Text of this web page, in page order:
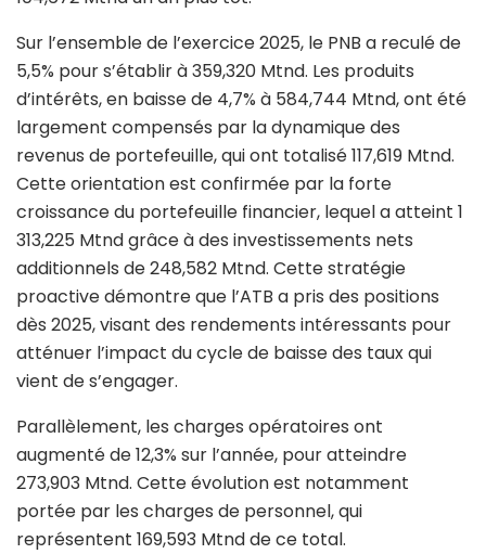
Sur l’ensemble de l’exercice 2025, le PNB a reculé de
5,5% pour s’établir à 359,320 Mtnd. Les produits
d’intérêts, en baisse de 4,7% à 584,744 Mtnd, ont été
largement compensés par la dynamique des
revenus de portefeuille, qui ont totalisé 117,619 Mtnd.
Cette orientation est confirmée par la forte
croissance du portefeuille financier, lequel a atteint 1
313,225 Mtnd grâce à des investissements nets
additionnels de 248,582 Mtnd. Cette stratégie
proactive démontre que l’ATB a pris des positions
dès 2025, visant des rendements intéressants pour
atténuer l’impact du cycle de baisse des taux qui
vient de s’engager.
Parallèlement, les charges opératoires ont
augmenté de 12,3% sur l’année, pour atteindre
273,903 Mtnd. Cette évolution est notamment
portée par les charges de personnel, qui
représentent 169,593 Mtnd de ce total.